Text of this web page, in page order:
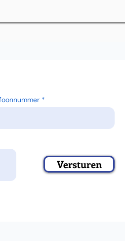
Versturen